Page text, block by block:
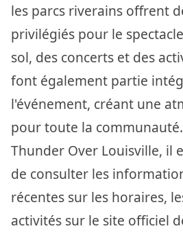
les parcs riverains offrent
privilégiés pour le
sol, des concerts et des
font également partie
l'événement, créant une
pour toute la
Thunder Over Louisville, il
de consulter les
récentes sur les horaires,
activités sur le site officiel